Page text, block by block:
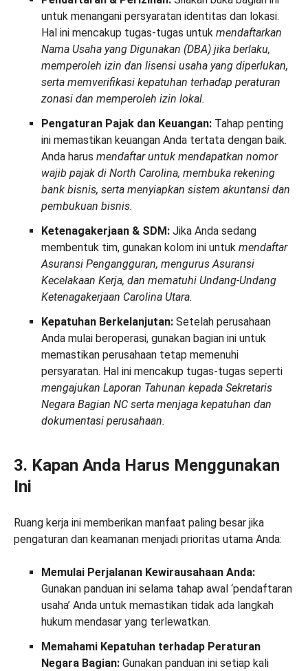
untuk menangani persyaratan identitas dan lokasi.
Hal ini mencakup tugas-tugas untuk mendaftarkan
Nama Usaha yang Digunakan (DBA) jika berlaku,
memperoleh izin dan lisensi usaha yang diperlukan,
serta memverifikasi kepatuhan terhadap peraturan
zonasi dan memperoleh izin lokal.
Pengaturan Pajak dan Keuangan: Tahap penting
ini memastikan keuangan Anda tertata dengan baik.
Anda harus mendaftar untuk mendapatkan nomor
wajib pajak di North Carolina, membuka rekening
bank bisnis, serta menyiapkan sistem akuntansi dan
pembukuan bisnis.
Ketenagakerjaan & SDM: Jika Anda sedang
membentuk tim, gunakan kolom ini untuk mendaftar
Asuransi Pengangguran, mengurus Asuransi
Kecelakaan Kerja, dan mematuhi Undang-Undang
Ketenagakerjaan Carolina Utara.
Kepatuhan Berkelanjutan: Setelah perusahaan
Anda mulai beroperasi, gunakan bagian ini untuk
memastikan perusahaan tetap memenuhi
persyaratan. Hal ini mencakup tugas-tugas seperti
mengajukan Laporan Tahunan kepada Sekretaris
Negara Bagian NC serta menjaga kepatuhan dan
dokumentasi perusahaan.
3. Kapan Anda Harus Menggunakan
Ini
Ruang kerja ini memberikan manfaat paling besar jika
pengaturan dan keamanan menjadi prioritas utama Anda:
Memulai Perjalanan Kewirausahaan Anda:
Gunakan panduan ini selama tahap awal ‘pendaftaran
usaha’ Anda untuk memastikan tidak ada langkah
hukum mendasar yang terlewatkan.
Memahami Kepatuhan terhadap Peraturan
Negara Bagian: Gunakan panduan ini setiap kali